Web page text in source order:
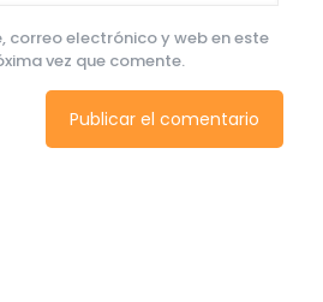
correo electrónico y web en este
vez que comente.